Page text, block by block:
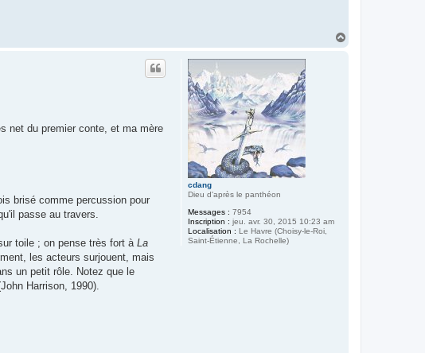
cdang
Dieu d'après le panthéon
Messages : 7954
Inscription : jeu. avr. 30, 2015 10:23 am
Localisation : Le Havre (Choisy-le-Roi,
Saint-Étienne, La Rochelle)
net du premier conte, et ma mère
brisé comme percussion pour
passe au travers.
toile ; on pense très fort à La
les acteurs surjouent, mais
un petit rôle. Notez que le
Harrison, 1990).